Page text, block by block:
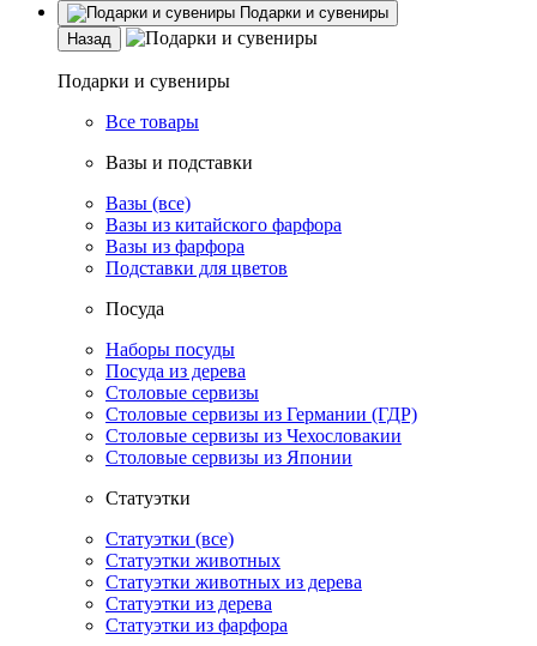
Подарки и сувениры
Назад
Подарки и сувениры
Все товары
Вазы и подставки
Вазы (все)
Вазы из китайского фарфора
Вазы из фарфора
Подставки для цветов
Посуда
Наборы посуды
Посуда из дерева
Столовые сервизы
Столовые сервизы из Германии (ГДР)
Столовые сервизы из Чехословакии
Столовые сервизы из Японии
Статуэтки
Статуэтки (все)
Статуэтки животных
Статуэтки животных из дерева
Статуэтки из дерева
Статуэтки из фарфора